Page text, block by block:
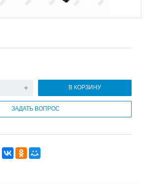
В КОРЗИНУ
ЗАДАТЬ ВОПРОС